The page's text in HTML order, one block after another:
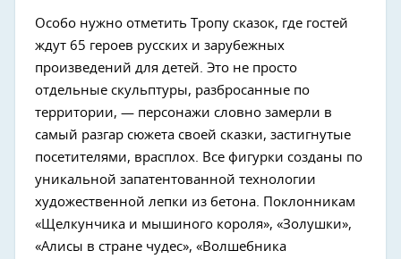
Особо нужно отметить Тропу сказок, где гостей
ждут 65 героев русских и зарубежных
произведений для детей. Это не просто
отдельные скульптуры, разбросанные по
территории, — персонажи словно замерли в
самый разгар сюжета своей сказки, застигнутые
посетителями, врасплох. Все фигурки созданы по
уникальной запатентованной технологии
художественной лепки из бетона. Поклонникам
«Щелкунчика и мышиного короля», «Золушки»,
«Алисы в стране чудес», «Волшебника